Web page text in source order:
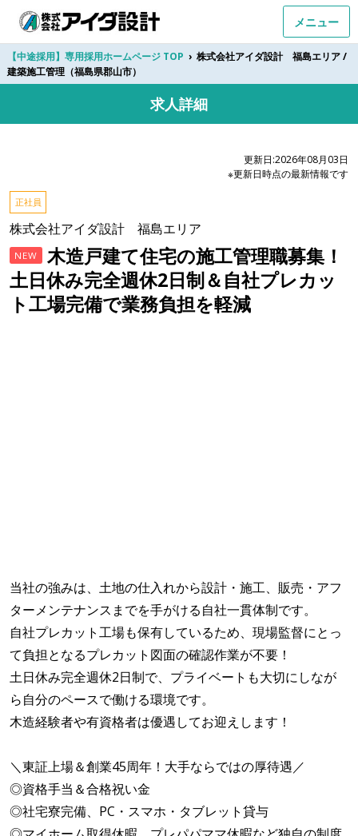
メニュー
【中途採用】専用採用ホームページ TOP › 株式会社アイダ設計 福島エリア /
建築施工管理（福島県郡山市）
求人詳細
更新日:2026年08月03日
※更新日時点の最新情報です
正社員
株式会社アイダ設計 福島エリア
NEW
木造戸建て住宅の施工管理職募集！
土日休み完全週休2日制＆自社プレカッ
ト工場完備で業務負担を軽減
当社の強みは、土地の仕入れから設計・施工、販売・アフ
ターメンテナンスまでを手がける自社一貫体制です。
自社プレカット工場も保有しているため、現場監督にとっ
て負担となるプレカット図面の確認作業が不要！
土日休み完全週休2日制で、プライベートも大切にしなが
ら自分のペースで働ける環境です。
木造経験者や有資格者は優遇してお迎えします！
＼東証上場＆創業45周年！大手ならではの厚待遇／
◎資格手当＆合格祝い金
◎社宅寮完備、PC・スマホ・タブレット貸与